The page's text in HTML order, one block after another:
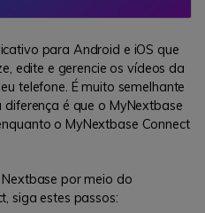
para Android e iOS que
edite e gerencie os vídeos da
telefone. É muito semelhante
é que o MyNextbase
o MyNextbase Connect
por meio do
siga estes passos: